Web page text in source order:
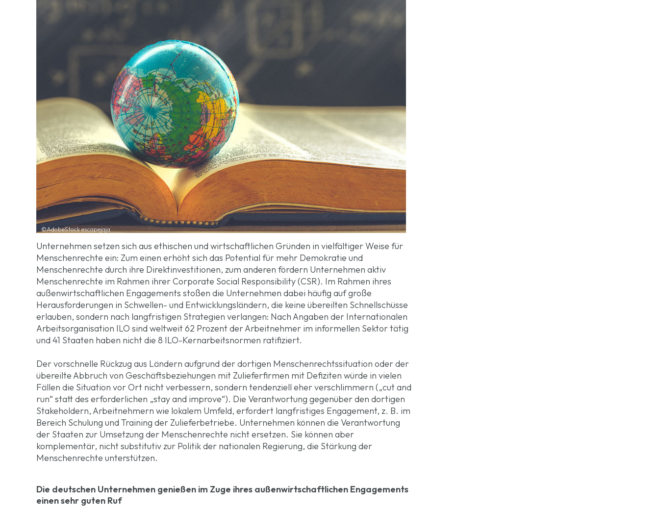
©AdobeStock escapejaja
Unternehmen setzen sich aus ethischen und wirtschaftlichen Gründen in vielfältiger Weise für
Menschenrechte ein: Zum einen erhöht sich das Potential für mehr Demokratie und
Menschenrechte durch ihre Direktinvestitionen, zum anderen fördern Unternehmen aktiv
Menschenrechte im Rahmen ihrer Corporate Social Responsibility (CSR). Im Rahmen ihres
außenwirtschaftlichen Engagements stoßen die Unternehmen dabei häufig auf große
Herausforderungen in Schwellen- und Entwicklungsländern, die keine übereilten Schnellschüsse
erlauben, sondern nach langfristigen Strategien verlangen: Nach Angaben der Internationalen
Arbeitsorganisation ILO sind weltweit 62 Prozent der Arbeitnehmer im informellen Sektor tätig
und 41 Staaten haben nicht die 8 ILO-Kernarbeitsnormen ratifiziert.
Der vorschnelle Rückzug aus Ländern aufgrund der dortigen Menschenrechtssituation oder der
übereilte Abbruch von Geschäftsbeziehungen mit Zulieferfirmen mit Defiziten würde in vielen
Fällen die Situation vor Ort nicht verbessern, sondern tendenziell eher verschlimmern („cut and
run“ statt des erforderlichen „stay and improve“). Die Verantwortung gegenüber den dortigen
Stakeholdern, Arbeitnehmern wie lokalem Umfeld, erfordert langfristiges Engagement, z. B. im
Bereich Schulung und Training der Zulieferbetriebe. Unternehmen können die Verantwortung
der Staaten zur Umsetzung der Menschenrechte nicht ersetzen. Sie können aber
komplementär, nicht substitutiv zur Politik der nationalen Regierung, die Stärkung der
Menschenrechte unterstützen.
Die deutschen Unternehmen genießen im Zuge ihres außenwirtschaftlichen Engagements
einen sehr guten Ruf